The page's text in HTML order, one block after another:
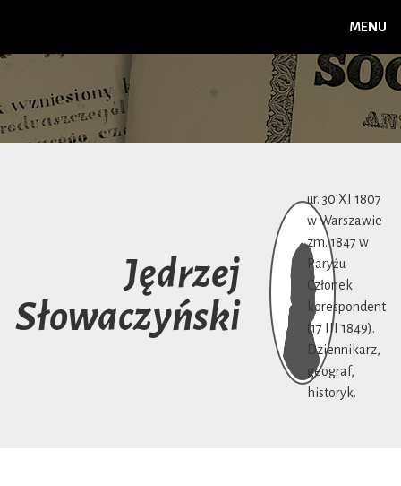
MENU
Jędrzej
Słowaczyński
ur. 30 XI 1807
w Warszawie
zm. 1847 w
Paryżu
Członek
korespondent
(17 III 1849).
Dziennikarz,
geograf,
historyk.